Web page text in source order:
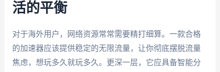
活的平衡
对于海外用户，网络资源常常需要精打细算。一款合格
的加速器应该提供稳定的无限流量，让你彻底摆脱流量
焦虑，想玩多久就玩多久。更深一层，它应具备智能分